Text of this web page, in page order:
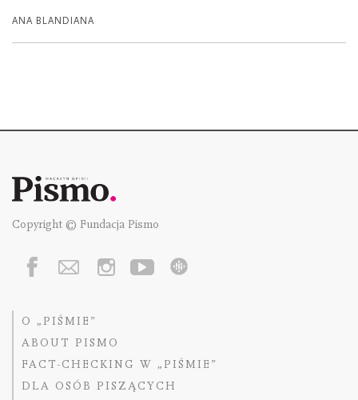
ANA BLANDIANA
Copyright © Fundacja Pismo
O „PIŚMIE”
ABOUT PISMO
FACT-CHECKING W „PIŚMIE”
DLA OSÓB PISZĄCYCH